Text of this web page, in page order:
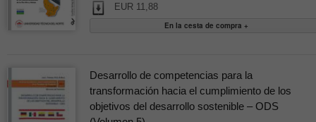
EUR 11,88
Desarrollo de competencias para la
transformación hacia el cumplimiento de los
objetivos del desarrollo sostenible – ODS